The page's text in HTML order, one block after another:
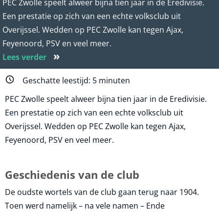
PEC Zwolle speelt alweer bijna tien jaar in de Eredivisie.
Een prestatie op zich van een echte volksclub uit
Overijssel. Wedden op PEC Zwolle kan tegen Ajax,
Feyenoord, PSV en veel meer.
Lees verder
»
Geschatte leestijd: 5 minuten
PEC Zwolle speelt alweer bijna tien jaar in de Eredivisie.
Een prestatie op zich van een echte volksclub uit
Overijssel. Wedden op PEC Zwolle kan tegen Ajax,
Feyenoord, PSV en veel meer.
Geschiedenis van de club
De oudste wortels van de club gaan terug naar 1904.
Toen werd namelijk – na vele namen – Ende